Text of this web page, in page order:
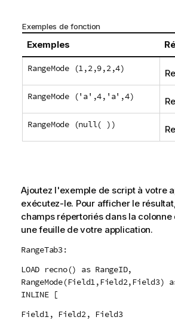
Exemples de fonction
Exemples
RangeMode (1,2,9,2,4)
RangeMode ('a',4,'a',4)
RangeMode (null( ))
Ajoutez l'exemple de script à votre
exécutez-le. Pour afficher le
champs répertoriés dans la colonne
une feuille de votre application.
RangeTab3:
LOAD recno() as RangeID,
RangeMode(Field1,Field2,Field3) as
INLINE [
Field1, Field2, Field3